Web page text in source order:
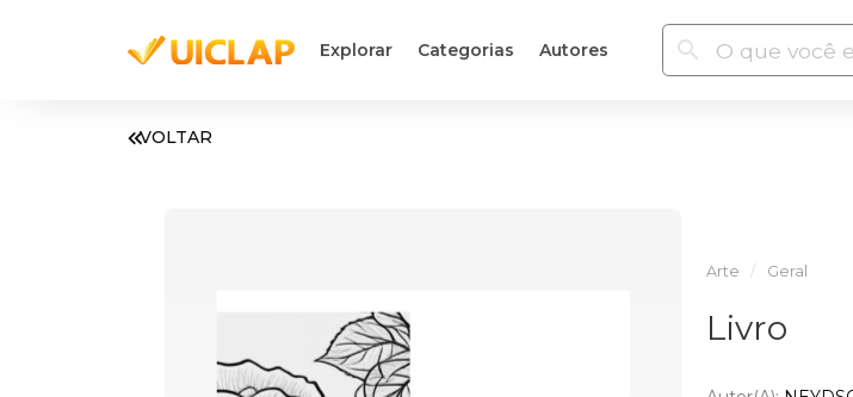
Explorar Categorias Autores
VOLTAR
Arte Geral
Livro